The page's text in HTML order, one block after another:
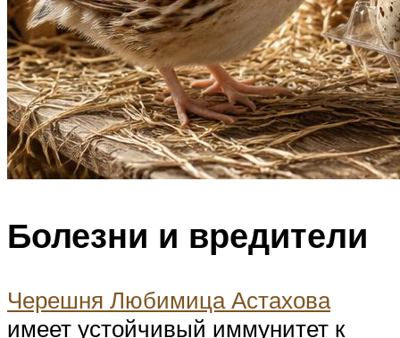
Болезни и вредители
Черешня Любимица Астахова
имеет устойчивый иммунитет к